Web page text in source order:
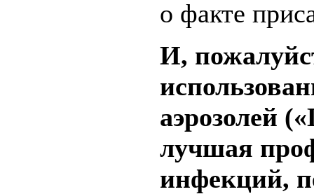
о факте
И,
аэрозолей
лучшая
инфекций,